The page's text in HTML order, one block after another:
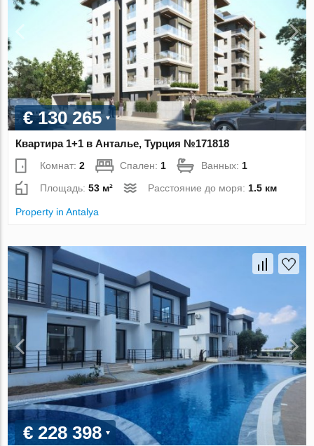
€ 130 265
Квартира 1+1 в Анталье, Турция №171818
Комнат:2 Спален: 1 Ванных: 1
Площадь:53 м² Расстояние до моря: 1.5 км
Property in Antalya
€ 228 398